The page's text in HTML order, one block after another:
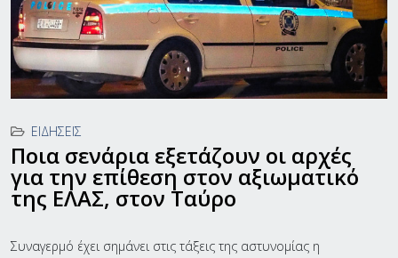
ΕΙΔΉΣΕΙΣ
Ποια σενάρια εξετάζουν οι αρχές
για την επίθεση στον αξιωματικό
της ΕΛΑΣ, στον Ταύρο
Συναγερμό έχει σημάνει στις τάξεις της αστυνομίας η